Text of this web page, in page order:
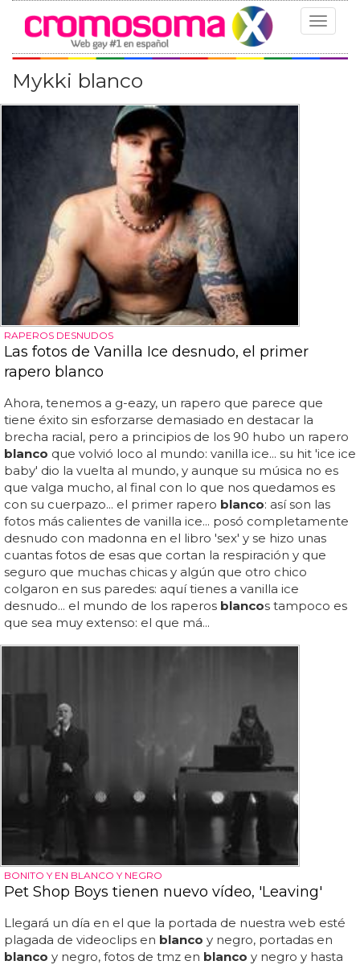
Toggle
Mykki blanco
RAPEROS DESNUDOS
Las fotos de Vanilla Ice desnudo, el primer
rapero blanco
Ahora, tenemos a g-eazy, un rapero que parece que
tiene éxito sin esforzarse demasiado en destacar la
brecha racial, pero a principios de los 90 hubo un rapero
blanco que volvió loco al mundo: vanilla ice... su hit 'ice ice
baby' dio la vuelta al mundo, y aunque su música no es
que valga mucho, al final con lo que nos quedamos es
con su cuerpazo... el primer rapero blanco: así son las
fotos más calientes de vanilla ice... posó completamente
desnudo con madonna en el libro 'sex' y se hizo unas
cuantas fotos de esas que cortan la respiración y que
seguro que muchas chicas y algún que otro chico
colgaron en sus paredes: aquí tienes a vanilla ice
desnudo... el mundo de los raperos blancos tampoco es
que sea muy extenso: el que má...
BONITO Y EN BLANCO Y NEGRO
Pet Shop Boys tienen nuevo vídeo, 'Leaving'
Llegará un día en el que la portada de nuestra web esté
plagada de videoclips en blanco y negro, portadas en
blanco y negro, fotos de tmz en blanco y negro y hasta